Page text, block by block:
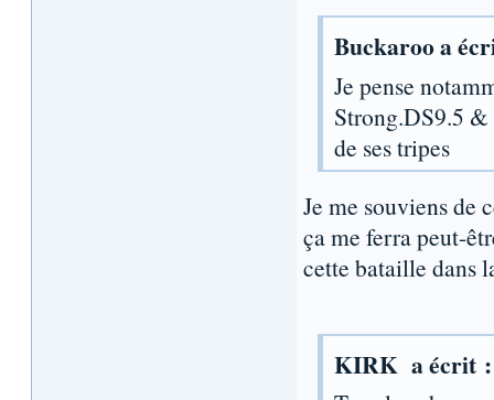
Buckaroo a
Je pense
Strong.DS9.5 &
de ses tripes
Je me souviens de
ça me ferra peut-
cette bataille dans
KIRK a écrit :